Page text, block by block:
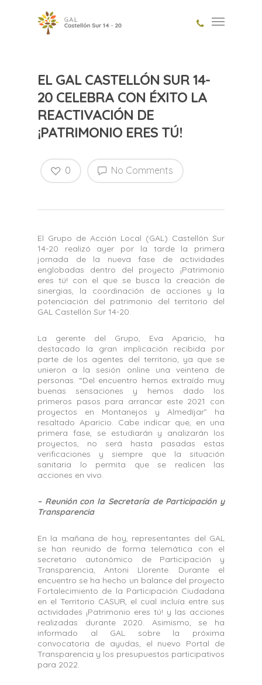
EL GAL CASTELLÓN SUR 14-
20 CELEBRA CON ÉXITO LA
REACTIVACIÓN DE
¡PATRIMONIO ERES TÚ!
No Comments
0
El Grupo de Acción Local (GAL) Castellón Sur
14-20 realizó ayer por la tarde la primera
jornada de la nueva fase de actividades
englobadas dentro del proyecto ¡Patrimonio
eres tú! con el que se busca la creación de
sinergias, la coordinación de acciones y la
potenciación del patrimonio del territorio del
GAL Castellón Sur 14-20.
La gerente del Grupo, Eva Aparicio, ha
destacado la gran implicación recibida por
parte de los agentes del territorio, ya que se
unieron a la sesión online una veintena de
personas. “Del encuentro hemos extraído muy
buenas sensaciones y hemos dado los
primeros pasos para arrancar este 2021 con
proyectos en Montanejos y Almedíjar” ha
resaltado Aparicio. Cabe indicar que, en una
primera fase, se estudiarán y analizarán los
proyectos, no será hasta pasadas estas
verificaciones y siempre que la situación
sanitaria lo permita que se realicen las
acciones en vivo.
– Reunión con la Secretaría de Participación y
Transparencia
En la mañana de hoy, representantes del GAL
se han reunido de forma telemática con el
secretario autonómico de Participación y
Transparencia, Antoni Llorente. Durante el
encuentro se ha hecho un balance del proyecto
Fortalecimiento de la Participación Ciudadana
en el Territorio CASUR, el cual incluía entre sus
actividades ¡Patrimonio eres tú! y las acciones
realizadas durante 2020. Asimismo, se ha
informado al GAL sobre la próxima
convocatoria de ayudas, el nuevo Portal de
Transparencia y los presupuestos participativos
para 2022.